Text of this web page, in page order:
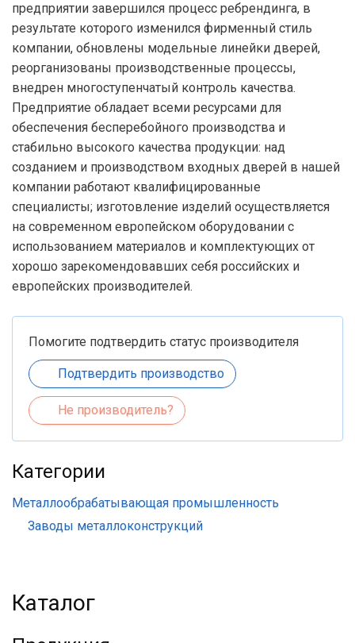
предприятии завершился процесс ребрендинга, в
результате которого изменился фирменный стиль
компании, обновлены модельные линейки дверей,
реорганизованы производственные процессы,
внедрен многоступенчатый контроль качества.
Предприятие обладает всеми ресурсами для
обеспечения бесперебойного производства и
стабильно высокого качества продукции: над
созданием и производством входных дверей в нашей
компании работают квалифицированные
специалисты; изготовление изделий осуществляется
на современном европейском оборудовании с
использованием материалов и комплектующих от
хорошо зарекомендовавших себя российских и
европейских производителей.
Помогите подтвердить статус производителя
Подтвердить производство
Не производитель?
Категории
Металлообрабатывающая промышленность
Заводы металлоконструкций
Каталог